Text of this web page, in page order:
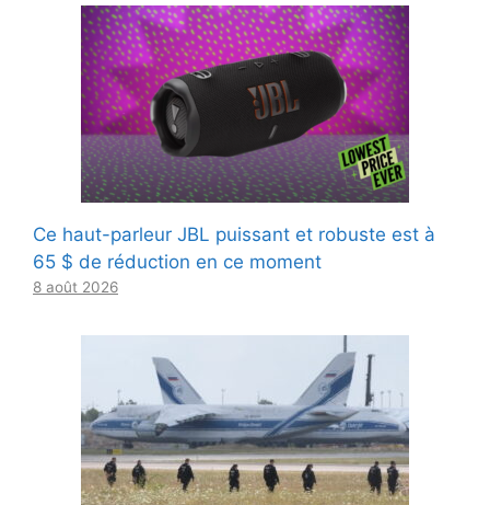
Ce haut-parleur JBL puissant et robuste est à
65 $ de réduction en ce moment
8 août 2026